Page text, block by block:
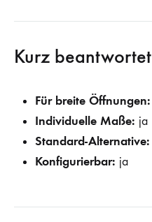
Kurz beantwortet
Für breite Öffnungen:
Individuelle Maße: ja
Standard-Alternative:
Konfigurierbar: ja